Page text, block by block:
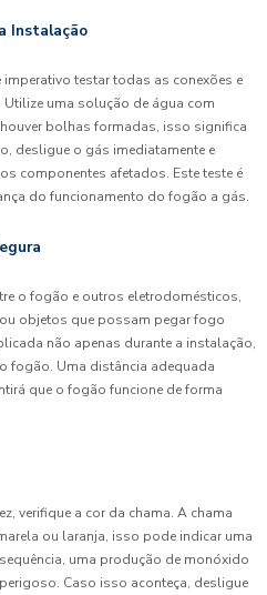
Instalação
testar todas as conexões e
uma solução de água com
bolhas formadas, isso significa
desligue o gás imediatamente e
componentes afetados. Este teste é
do funcionamento do fogão a gás.
o fogão e outros eletrodomésticos,
objetos que possam pegar fogo
não apenas durante a instalação,
fogão. Uma distância adequada
que o fogão funcione de forma
verifique a cor da chama. A chama
ou laranja, isso pode indicar uma
uma produção de monóxido
Caso isso aconteça, desligue